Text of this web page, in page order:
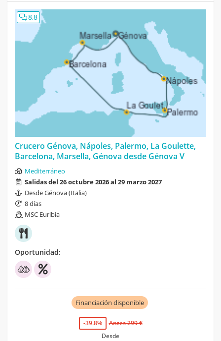
8,8
Crucero Génova, Nápoles, Palermo, La Goulette,
Barcelona, Marsella, Génova desde Génova V
Mediterráneo
Salidas del 26 octubre 2026 al 29 marzo 2027
Desde Génova (Italia)
8 días
MSC Euribia
Oportunidad:
Financiación disponible
-39.8%
Antes 299 €
Desde